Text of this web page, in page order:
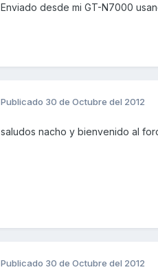
Enviado desde mi GT-N7000
Publicado 30 de Octubre del 2012
saludos nacho y bienvenido al
Publicado 30 de Octubre del 2012